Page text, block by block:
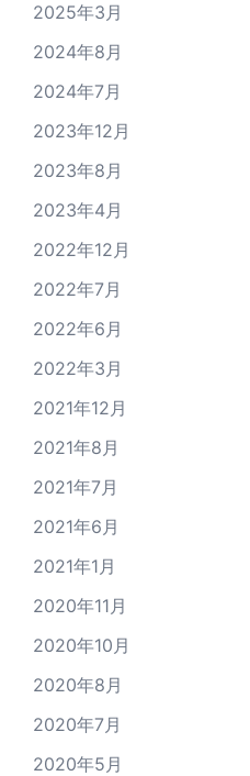
2025年3月
2024年8月
2024年7月
2023年12月
2023年8月
2023年4月
2022年12月
2022年7月
2022年6月
2022年3月
2021年12月
2021年8月
2021年7月
2021年6月
2021年1月
2020年11月
2020年10月
2020年8月
2020年7月
2020年5月